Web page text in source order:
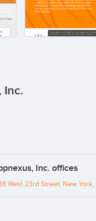
Inc.
Inc. offices
West 23rd Street, New York,